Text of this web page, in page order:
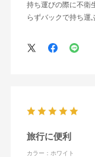
持ち運びの際に不衛
らずバックで持ち運
旅行に便利
カラー：ホワイト